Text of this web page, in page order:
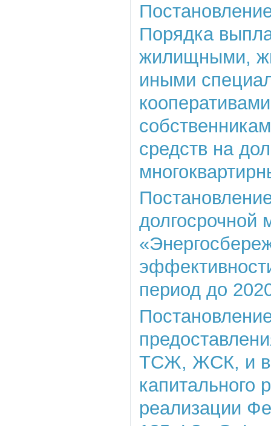
Порядка
жилищными,
иными
средств на
долгосрочной
период до
ТСЖ, ЖСК, и
капитального
реализации